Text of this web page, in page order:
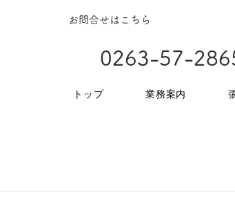
お問合せはこちら
0263-57-
トップ 業務案内